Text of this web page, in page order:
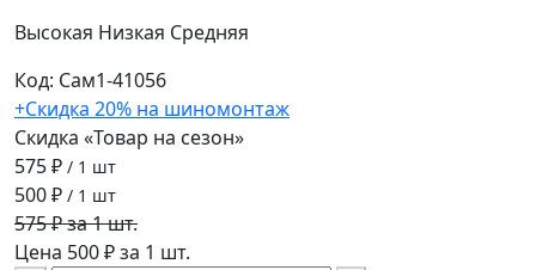
Высокая Низкая Средняя
Код: Сам1-41056
+Скидка 20% на шиномонтаж
Скидка «Товар на сезон»
575 ₽ / 1 шт
500 ₽ / 1 шт
575 ₽ за 1 шт.
Цена 500 ₽ за 1 шт.